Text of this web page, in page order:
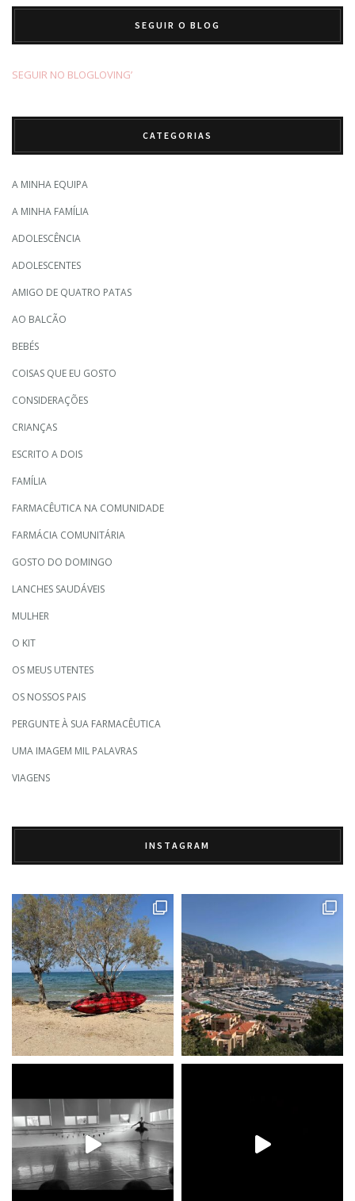
SEGUIR O BLOG
SEGUIR NO BLOGLOVING’
CATEGORIAS
A MINHA EQUIPA
A MINHA FAMÍLIA
ADOLESCÊNCIA
ADOLESCENTES
AMIGO DE QUATRO PATAS
AO BALCÃO
BEBÉS
COISAS QUE EU GOSTO
CONSIDERAÇÕES
CRIANÇAS
ESCRITO A DOIS
FAMÍLIA
FARMACÊUTICA NA COMUNIDADE
FARMÁCIA COMUNITÁRIA
GOSTO DO DOMINGO
LANCHES SAUDÁVEIS
MULHER
O KIT
OS MEUS UTENTES
OS NOSSOS PAIS
PERGUNTE À SUA FARMACÊUTICA
UMA IMAGEM MIL PALAVRAS
VIAGENS
INSTAGRAM